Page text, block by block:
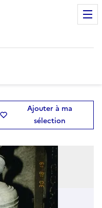
Ajouter à ma
sélection